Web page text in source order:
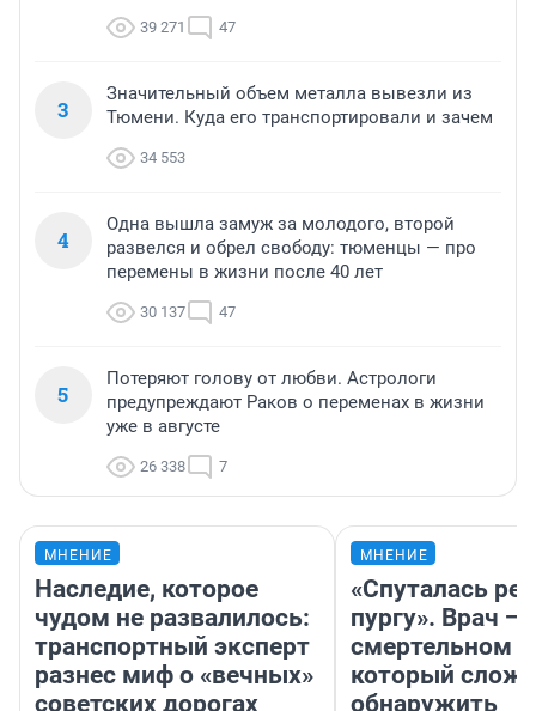
39 271 47
3
Значительный объем металла вывезли из
Тюмени. Куда его транспортировали и зачем
34 553
4
Одна вышла замуж за молодого, второй
развелся и обрел свободу: тюменцы — про
перемены в жизни после 40 лет
30 137 47
5
Потеряют голову от любви. Астрологи
предупреждают Раков о переменах в жизни
уже в августе
26 338 7
МНЕНИЕ
Наследие, которое
чудом не развалилось:
транспортный эксперт
разнес миф о «вечных»
советских дорогах
МНЕНИЕ
«Спуталась
пургу». Врач —
смертельном
который
обнаружить